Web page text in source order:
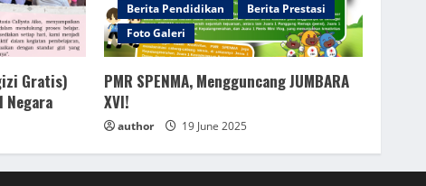
Gratis)
Negara
Berita Pendidikan
Berita Prestasi
Foto Galeri
PMR SPENMA, Mengguncang JUMBARA
XVI!
author 19 June 2025